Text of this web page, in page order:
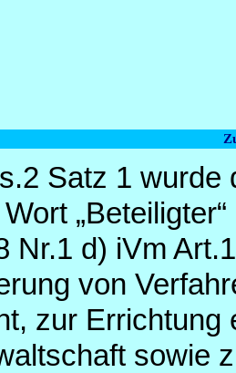
Satz 1 wurde
Nr.1 d) iVm
von
zur Errichtung
sowie